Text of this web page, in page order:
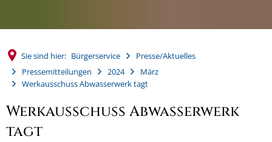
Sie sind hier: Bürgerservice
Presse/Aktuelles
Pressemitteilungen
2024
März
Werkausschuss Abwasserwerk tagt
Werkausschuss Abwasserwerk
tagt